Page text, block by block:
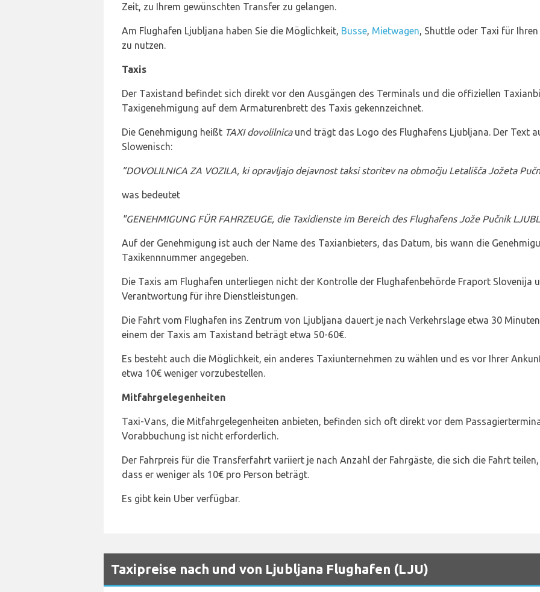
Zeit, zu Ihrem gewünschten Transfer zu gelangen.
Am Flughafen Ljubljana haben Sie die Möglichkeit, Busse, Mietwagen, Shuttle oder Taxi für
zu nutzen.
Taxis
Der Taxistand befindet sich direkt vor den Ausgängen des Terminals und die offiziellen
Taxigenehmigung auf dem Armaturenbrett des Taxis gekennzeichnet.
Die Genehmigung heißt TAXI dovolilnicaund trägt das Logo des Flughafens Ljubljana. Der Text
Slowenisch:
”DOVOLILNICA ZA VOZILA, ki opravljajo dejavnost taksi storitev na območju Letališča Jožeta
was bedeutet
"GENEHMIGUNG FÜR FAHRZEUGE, die Taxidienste im Bereich des Flughafens Jože Pučnik
Auf der Genehmigung ist auch der Name des Taxianbieters, das Datum, bis wann die
Taxikennnummer angegeben.
Die Taxis am Flughafen unterliegen nicht der Kontrolle der Flughafenbehörde Fraport Slovenija
Verantwortung für ihre Dienstleistungen.
Die Fahrt vom Flughafen ins Zentrum von Ljubljana dauert je nach Verkehrslage etwa 30
einem der Taxis am Taxistand beträgt etwa 50-60€.
Es besteht auch die Möglichkeit, ein anderes Taxiunternehmen zu wählen und es vor Ihrer
etwa 10€ weniger vorzubestellen.
Mitfahrgelegenheiten
Taxi-Vans, die Mitfahrgelegenheiten anbieten, befinden sich oft direkt vor dem
Vorabbuchung ist nicht erforderlich.
Der Fahrpreis für die Transferfahrt variiert je nach Anzahl der Fahrgäste, die sich die Fahrt
dass er weniger als 10€ pro Person beträgt.
Es gibt kein Uber verfügbar.
Taxipreise nach und von Ljubljana Flughafen (LJU)